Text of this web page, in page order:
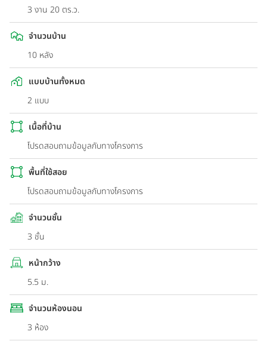
3 งาน 20 ตร.ว.
จำนวนบ้าน
10 หลัง
แบบบ้านทั้งหมด
2 แบบ
เนื้อที่บ้าน
โปรดสอบถามข้อมูลกับทางโครงการ
พื้นที่ใช้สอย
โปรดสอบถามข้อมูลกับทางโครงการ
จำนวนชั้น
3 ชั้น
หน้ากว้าง
5.5 ม.
จำนวนห้องนอน
3 ห้อง